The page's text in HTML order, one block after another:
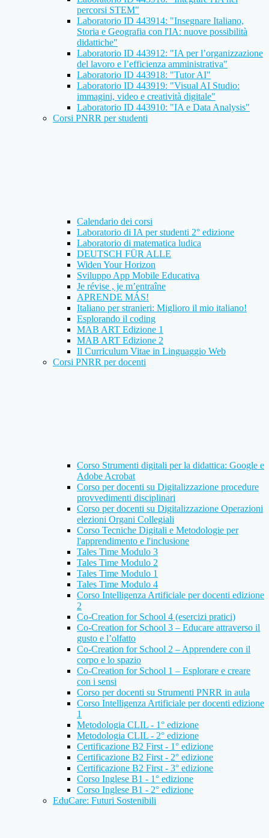
percorsi STEM"
Laboratorio ID 443914: "Insegnare Italiano,
Storia e Geografia con l'IA: nuove possibilità
didattiche"
Laboratorio ID 443912: "IA per l’organizzazione
del lavoro e l’efficienza amministrativa"
Laboratorio ID 443918: "Tutor AI"
Laboratorio ID 443919: "Visual AI Studio:
immagini, video e creatività digitale"
Laboratorio ID 443910: "IA e Data Analysis"
Corsi PNRR per studenti
Calendario dei corsi
Laboratorio di IA per studenti 2° edizione
Laboratorio di matematica ludica
DEUTSCH FÜR ALLE
Widen Your Horizon
Sviluppo App Mobile Educativa
Je révise , je m’entraîne
APRENDE MÁS!
Italiano per stranieri: Miglioro il mio italiano!
Esplorando il coding
MAB ART Edizione 1
MAB ART Edizione 2
Il Curriculum Vitae in Linguaggio Web
Corsi PNRR per docenti
Corso Strumenti digitali per la didattica: Google e
Adobe Acrobat
Corso per docenti su Digitalizzazione procedure
provvedimenti disciplinari
Corso per docenti su Digitalizzazione Operazioni
elezioni Organi Collegiali
Corso Tecniche Digitali e Metodologie per
l'apprendimento e l'inclusione
Tales Time Modulo 3
Tales Time Modulo 2
Tales Time Modulo 1
Tales Time Modulo 4
Corso Intelligenza Artificiale per docenti edizione
2
Co-Creation for School 4 (esercizi pratici)
Co-Creation for School 3 – Educare attraverso il
gusto e l’olfatto
Co-Creation for School 2 – Apprendere con il
corpo e lo spazio
Co-Creation for School 1 – Esplorare e creare
con i sensi
Corso per docenti su Strumenti PNRR in aula
Corso Intelligenza Artificiale per docenti edizione
1
Metodologia CLIL - 1° edizione
Metodologia CLIL - 2° edizione
Certificazione B2 First - 1° edizione
Certificazione B2 First - 2° edizione
Certificazione B2 First - 3° edizione
Corso Inglese B1 - 1° edizione
Corso Inglese B1 - 2° edizione
EduCare: Futuri Sostenibili